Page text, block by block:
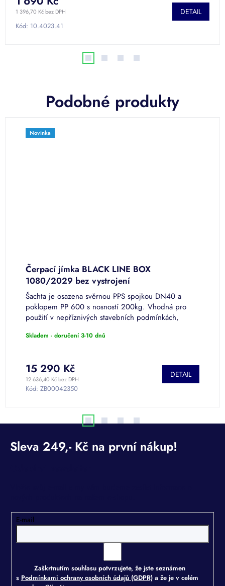
1 396,70 Kč bez DPH DETAIL
Kód: 10.4023.41
Podobné produkty
Novinka
Čerpací jímka BLACK LINE BOX
1080/2029 bez vystrojení
Šachta je osazena svěrnou PPS spojkou DN40 a
poklopem PP 600 s nosností 200kg. Vhodná pro
použití v nepříznivých stavebních podmínkách,
Skladem - doručení 3-10 dnů
12 636,40 Kč bez DPH
15 290 Kč DETAIL
Kód: ZB00042350
E-mail
Zaškrtnutím souhlasu potvrzujete, že jste seznámen
s Podmínkami ochrany osobních údajů (GDPR)a že je v celém